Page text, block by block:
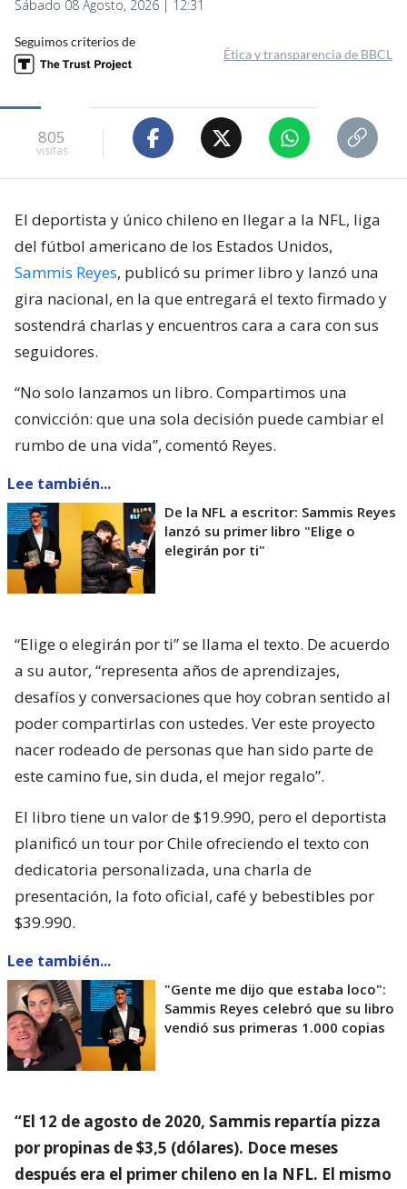
Sábado 08 Agosto, 2026 | 12:31
Seguimos criterios de
Ética y transparencia de BBCL
805
visitas
El deportista y único chileno en llegar a la NFL, liga
del fútbol americano de los Estados Unidos,
Sammis Reyes, publicó su primer libro y lanzó una
gira nacional, en la que entregará el texto firmado y
sostendrá charlas y encuentros cara a cara con sus
seguidores.
“No solo lanzamos un libro. Compartimos una
convicción: que una sola decisión puede cambiar el
rumbo de una vida”, comentó Reyes.
Lee también...
De la NFL a escritor: Sammis Reyes
lanzó su primer libro "Elige o
elegirán por ti"
“Elige o elegirán por ti” se llama el texto. De acuerdo
a su autor, “representa años de aprendizajes,
desafíos y conversaciones que hoy cobran sentido al
poder compartirlas con ustedes. Ver este proyecto
nacer rodeado de personas que han sido parte de
este camino fue, sin duda, el mejor regalo”.
El libro tiene un valor de $19.990, pero el deportista
planificó un tour por Chile ofreciendo el texto con
dedicatoria personalizada, una charla de
presentación, la foto oficial, café y bebestibles por
$39.990.
Lee también...
"Gente me dijo que estaba loco":
Sammis Reyes celebró que su libro
vendió sus primeras 1.000 copias
“El 12 de agosto de 2020, Sammis repartía pizza
por propinas de $3,5 (dólares). Doce meses
después era el primer chileno en la NFL. El mismo